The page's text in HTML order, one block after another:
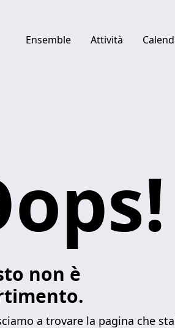
Ensemble Attività
non è
a trovare la pagina che